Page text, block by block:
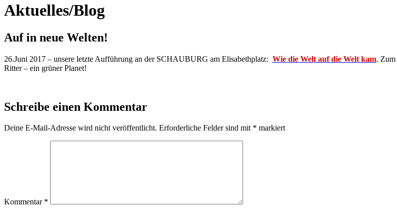
Aktuelles/Blog
Auf in neue Welten!
26.Juni 2017 – unsere letzte Aufführung an der SCHAUBURG am Elisabethplatz: Wie die Welt auf die Welt kam. Zum
Ritter – ein grüner Planet!
Schreibe einen Kommentar
Deine E-Mail-Adresse wird nicht veröffentlicht. Erforderliche Felder sind mit * markiert
Kommentar *